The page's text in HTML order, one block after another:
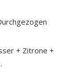
+ Zitrone +